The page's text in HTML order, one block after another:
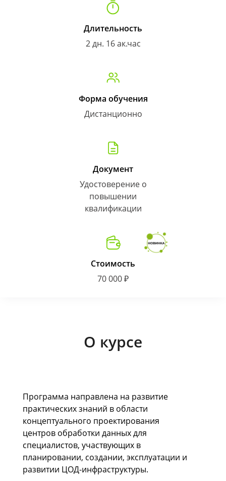
Длительность
2 дн. 16 ак.час
Форма обучения
Дистанционно
Документ
Удостоверение о
повышении
квалификации
Стоимость
70 000 ₽
О курсе
Программа направлена на развитие
практических знаний в области
концептуального проектирования
центров обработки данных для
специалистов, участвующих в
планировании, создании, эксплуатации и
развитии ЦОД-инфраструктуры.